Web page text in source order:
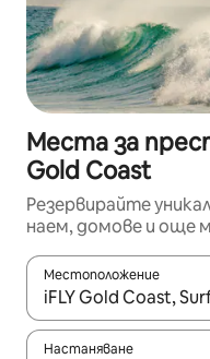
Места за
Gold Coast
Резервирайте
наем, домове и още
Местоположение
Когато резултатите
Настаняване